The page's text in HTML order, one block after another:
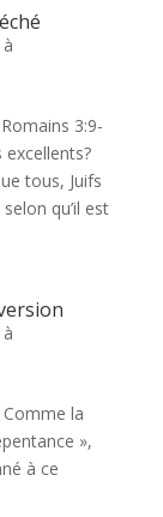
3:9-
tous, Juifs
qu’il est
la
»,
à ce